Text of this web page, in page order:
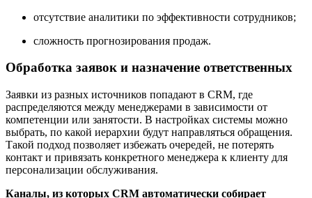
отсутствие аналитики по эффективности сотрудников;
сложность прогнозирования продаж.
Обработка заявок и назначение ответственных
Заявки из разных источников попадают в CRM, где
распределяются между менеджерами в зависимости от
компетенции или занятости. В настройках системы можно
выбрать, по какой иерархии будут направляться обращения.
Такой подход позволяет избежать очередей, не потерять
контакт и привязать конкретного менеджера к клиенту для
персонализации обслуживания.
Каналы, из которых CRM автоматически собирает